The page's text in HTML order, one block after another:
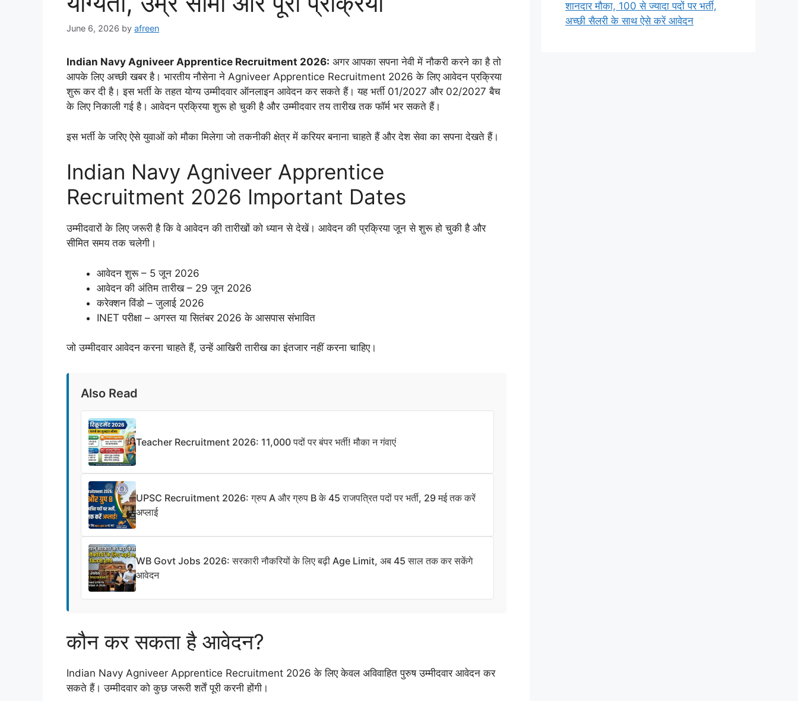
June 6, 2026 by afreen
Indian Navy Agniveer Apprentice Recruitment 2026: अगर आपका सपना नेवी में नौकरी करने का है तो
आपके लिए अच्छी खबर है। भारतीय नौसेना ने Agniveer Apprentice Recruitment 2026 के लिए आवेदन प्रक्रिया
शुरू कर दी है। इस भर्ती के तहत योग्य उम्मीदवार ऑनलाइन आवेदन कर सकते हैं। यह भर्ती 01/2027 और 02/2027 बैच
के लिए निकाली गई है। आवेदन प्रक्रिया शुरू हो चुकी है और उम्मीदवार तय तारीख तक फॉर्म भर सकते हैं।
इस भर्ती के जरिए ऐसे युवाओं को मौका मिलेगा जो तकनीकी क्षेत्र में करियर बनाना चाहते हैं और देश सेवा का सपना देखते हैं।
Indian Navy Agniveer Apprentice
Recruitment 2026 Important Dates
उम्मीदवारों के लिए जरूरी है कि वे आवेदन की तारीखों को ध्यान से देखें। आवेदन की प्रक्रिया जून से शुरू हो चुकी है और
सीमित समय तक चलेगी।
आवेदन शुरू – 5 जून 2026
आवेदन की अंतिम तारीख – 29 जून 2026
करेक्शन विंडो – जुलाई 2026
INET परीक्षा – अगस्त या सितंबर 2026 के आसपास संभावित
जो उम्मीदवार आवेदन करना चाहते हैं, उन्हें आखिरी तारीख का इंतजार नहीं करना चाहिए।
Also Read
Teacher Recruitment 2026: 11,000 पदों पर बंपर भर्ती! मौका न गंवाएं
UPSC Recruitment 2026: ग्रुप A और ग्रुप B के 45 राजपत्रित पदों पर भर्ती, 29 मई तक करें
अप्लाई
WB Govt Jobs 2026: सरकारी नौकरियों के लिए बढ़ी Age Limit, अब 45 साल तक कर सकेंगे
आवेदन
कौन कर सकता है आवेदन?
Indian Navy Agniveer Apprentice Recruitment 2026 के लिए केवल अविवाहित पुरुष उम्मीदवार आवेदन कर
सकते हैं। उम्मीदवार को कुछ जरूरी शर्तें पूरी करनी होंगी।
शानदार मौका, 100 से ज्यादा पदों पर भर्ती,
अच्छी सैलरी के साथ ऐसे करें आवेदन